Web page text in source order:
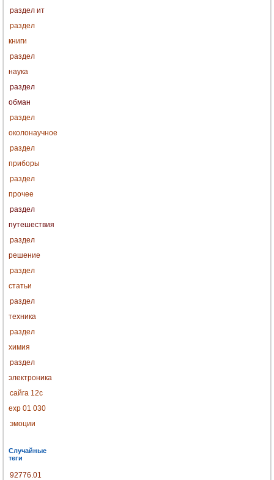
раздел ит
раздел
книги
раздел
наука
раздел
обман
раздел
околонаучное
раздел
приборы
раздел
прочее
раздел
путешествия
раздел
решение
раздел
статьи
раздел
техника
раздел
химия
раздел
электроника
сайга 12с
exp 01 030
эмоции
Случайные
теги
92776.01